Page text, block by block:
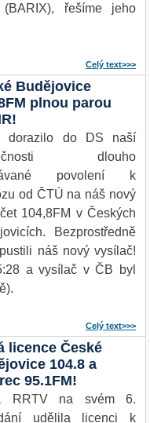
řešíme jeho
Celý text>>>
Budějovice
plnou parou
dorazilo do DS naší
dlouho
povolení k
od ČTÚ na náš nový
104,8FM v Českých
Bezprostředně
náš nový vysílač!
a vysílač v ČB byl
Celý text>>>
licence České
104.8 a
95.1FM!
RRTV na svém 6.
udělila licenci k